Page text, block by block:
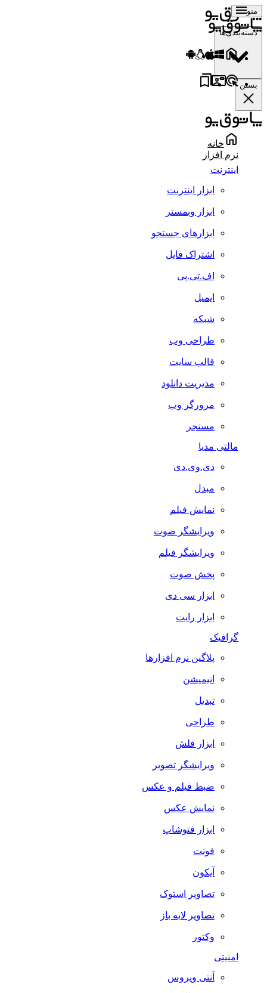
منو
دسته‌بندی‌ها
بستن
خانه
نرم افزار
اینترنت
ابزار اینترنت
ابزار وبمستر
ابزارهای جستجو
اشتراک فایل
اف.تی.پی
ایمیل
شبکه
طراحی وب
قالب سایت
مدیریت دانلود
مرورگر وب
مسنجر
مالتی مدیا
دی.وی.دی
مبدل
نمایش فیلم
ویرایشگر صوت
ویرایشگر فیلم
پخش صوت
ابزار سی دی
ابزار رایت
گرافیک
پلاگین نرم افزارها
انیمیشن
تبدیل
طراحی
ابزار فلش
ویرایشگر تصویر
ضبط فيلم و عكس
نمایش عکس
ابزار فتوشاپ
فونت
آیکون
تصاویر استوک
تصاویر لایه باز
وکتور
امنیتی
آنتی ویروس